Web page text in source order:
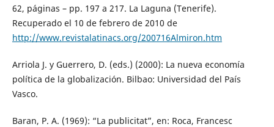
62, páginas – pp. 197 a 217. La Laguna (Tenerife).
Recuperado el 10 de febrero de 2010 de
http://www.revistalatinacs.org/200716Almiron.htm
Arriola J. y Guerrero, D. (eds.) (2000): La nueva economía
política de la globalización. Bilbao: Universidad del País
Vasco.
Baran, P. A. (1969): “La publicitat”, en: Roca, Francesc